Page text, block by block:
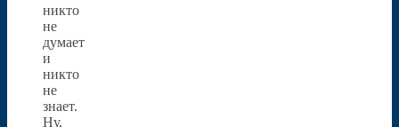
никто
не
думает
и
никто
не
знает.
Ну,